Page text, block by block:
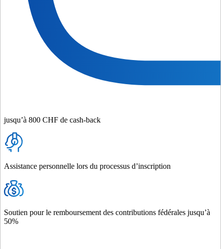
jusqu’à 800 CHF de cash-back
Assistance personnelle lors du processus d’inscription
Soutien pour le remboursement des contributions fédérales jusqu’à
50%